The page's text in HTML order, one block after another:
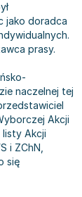
jako doradca
prasy.
naczelnej tej
Akcji
listy Akcji
i ZChN,
się